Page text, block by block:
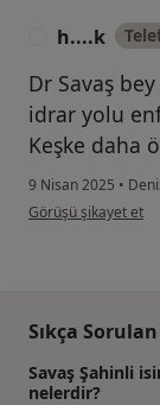
h....k
Dr Savaş
idrar yolu
Keşke daha
9 Nisan 2025 •
kullanıcının
Görüşü şikayet et
Sıkça
Savaş Şahinli
nelerdir?